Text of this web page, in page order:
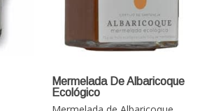
Mermelada De Albaricoque
Ecológico